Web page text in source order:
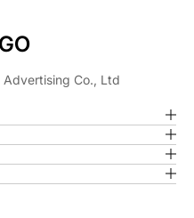
Advertising Co., Ltd